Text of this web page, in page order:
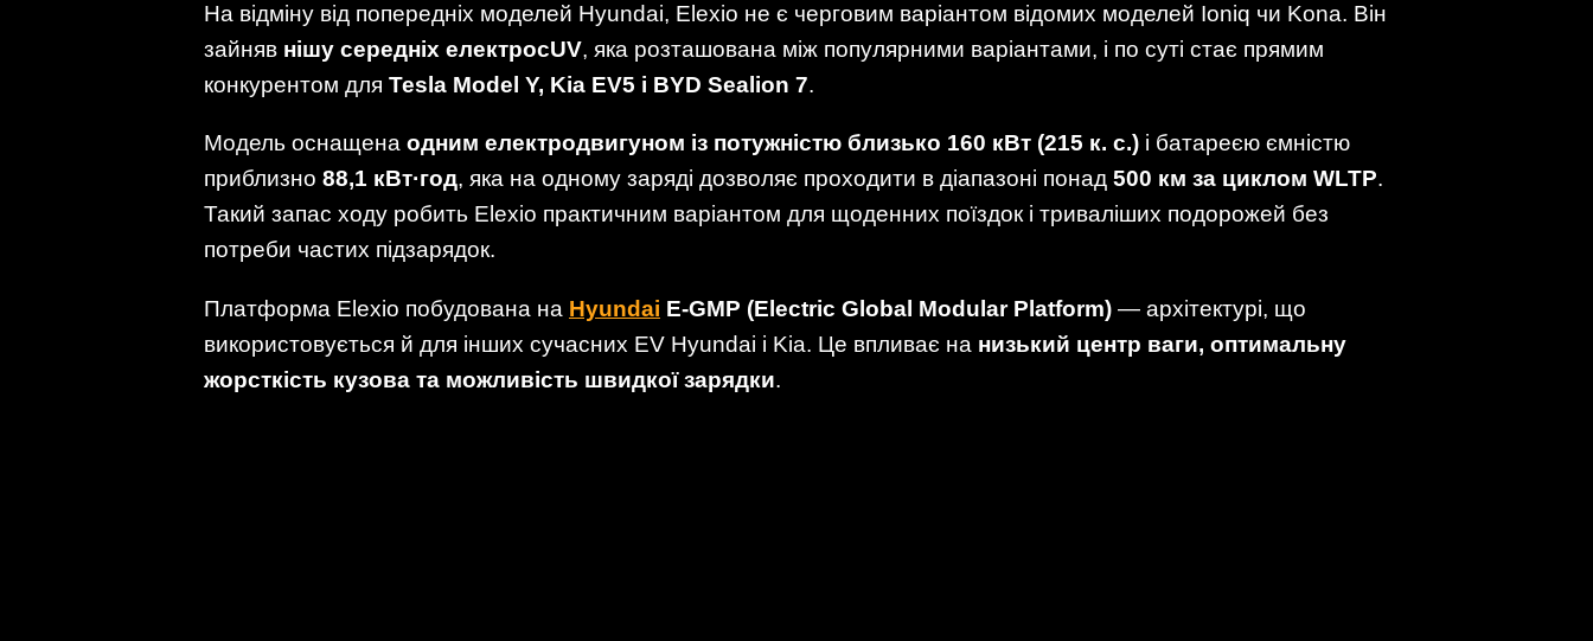
На відміну від попередніх моделей Hyundai, Elexio не є черговим варіантом відомих моделей Ioniq чи Kona. Він
зайняв нішу середніх електросUV, яка розташована між популярними варіантами, і по суті стає прямим
конкурентом для Tesla Model Y, Kia EV5 і BYD Sealion 7.
Модель оснащена одним електродвигуном із потужністю близько 160 кВт (215 к. с.) і батареєю ємністю
приблизно 88,1 кВт·год, яка на одному заряді дозволяє проходити в діапазоні понад 500 км за циклом WLTP.
Такий запас ходу робить Elexio практичним варіантом для щоденних поїздок і триваліших подорожей без
потреби частих підзарядок.
Платформа Elexio побудована на Hyundai E-GMP (Electric Global Modular Platform) — архітектурі, що
використовується й для інших сучасних EV Hyundai і Kia. Це впливає на низький центр ваги, оптимальну
жорсткість кузова та можливість швидкої зарядки.